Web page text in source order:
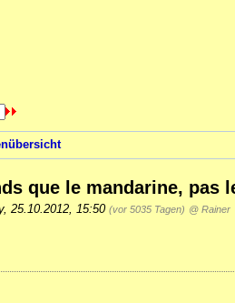
que le mandarine, pas
25.10.2012, 15:50 (vor 5035 Tagen) @ Rainer